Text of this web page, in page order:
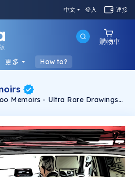
中文 登入 連接
購物車
更多 How to?
Memoirs - Ultra Rare Drawings
Jan 2010)